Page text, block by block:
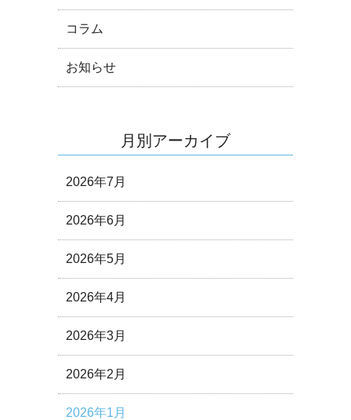
コラム
お知らせ
月別アーカイブ
2026年7月
2026年6月
2026年5月
2026年4月
2026年3月
2026年2月
2026年1月